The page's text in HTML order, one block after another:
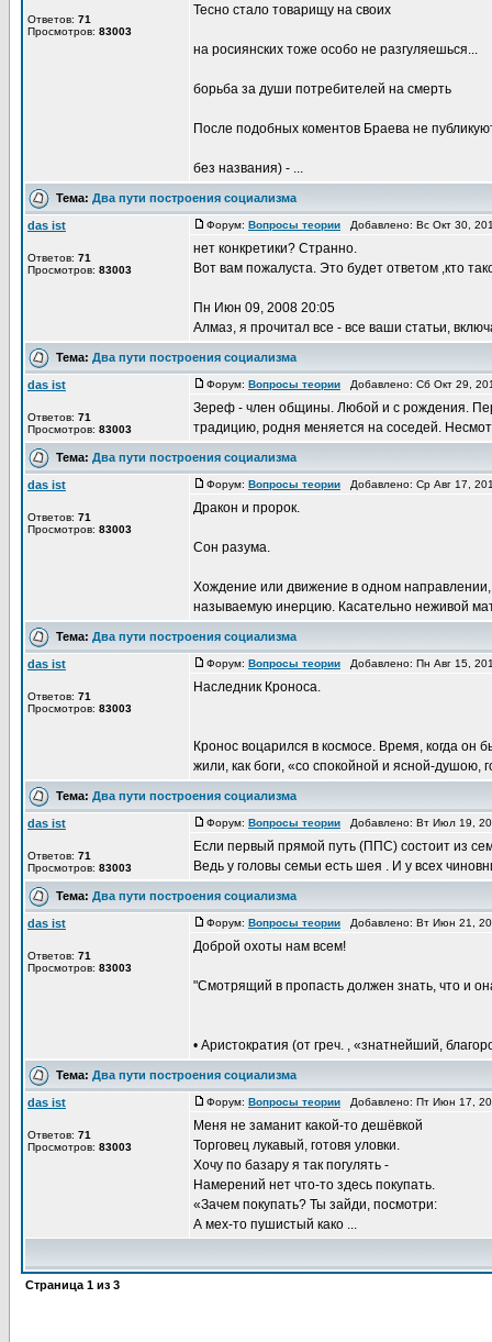
Ответов: 71
Просмотров: 83003
Тесно стало товарищу на своих
на росиянских тоже особо не разгуляешься...
борьба за души потребителей на смерть
После подобных коментов Браева не
без названия) - ...
Тема: Два пути построения социализма
das ist
Ответов: 71
Просмотров: 83003
Форум: Вопросы теории Добавлено: Вс Окт 30,
нет конкретики? Странно.
Вот вам пожалуста. Это будет ответом ,кто
Пн Июн 09, 2008 20:05
Алмаз, я прочитал все - все ваши статьи,
Тема: Два пути построения социализма
das ist
Ответов: 71
Просмотров: 83003
Форум: Вопросы теории Добавлено: Сб Окт 29,
Зереф - член общины. Любой и с рождения.
традицию, родня меняется на соседей.
Тема: Два пути построения социализма
das ist
Ответов: 71
Просмотров: 83003
Форум: Вопросы теории Добавлено: Ср Авг 17,
Дракон и пророк.
Сон разума.
Хождение или движение в одном
называемую инерцию. Касательно неживой
Тема: Два пути построения социализма
das ist
Ответов: 71
Просмотров: 83003
Форум: Вопросы теории Добавлено: Пн Авг 15,
Наследник Кроноса.
Кронос воцарился в космосе. Время, когда
жили, как боги, «со спокойной и ясной-душою,
Тема: Два пути построения социализма
das ist
Ответов: 71
Просмотров: 83003
Форум: Вопросы теории Добавлено: Вт Июл 19,
Если первый прямой путь (ППС) состоит из
Ведь у головы семьи есть шея . И у всех
Тема: Два пути построения социализма
das ist
Ответов: 71
Просмотров: 83003
Форум: Вопросы теории Добавлено: Вт Июн 21,
Доброй охоты нам всем!
"Смотрящий в пропасть должен знать, что и
• Аристократия (от греч. , «знатнейший,
Тема: Два пути построения социализма
das ist
Ответов: 71
Просмотров: 83003
Форум: Вопросы теории Добавлено: Пт Июн 17,
Меня не заманит какой-то дешёвкой
Торговец лукавый, готовя уловки.
Хочу по базару я так погулять -
Намерений нет что-то здесь покупать.
«Зачем покупать? Ты зайди, посмотри:
А мех-то пушистый како ...
Страница 1 из 3